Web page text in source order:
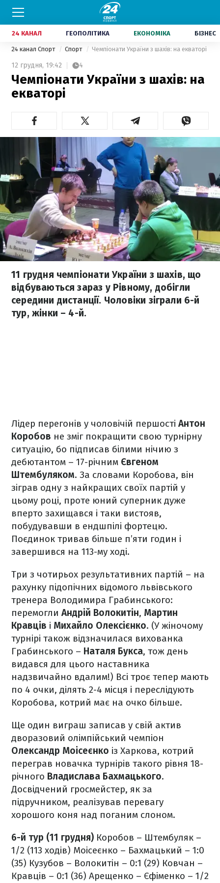
24 КАНАЛ ГЕОПОЛІТИКА ЕКОНОМІКА БІЗНЕС
24 канал Спорт Спорт Чемпіонати України з шахів: на екваторі
12 грудня, 19:42 4
Чемпіонати України з шахів: на
екваторі
11 грудня чемпіонати України з шахів, що
відбуваються зараз у Рівному, добігли
середини дистанції. Чоловіки зіграли 6-й
тур, жінки – 4-й.
Лідер перегонів у чоловічій першості Антон
Коробов не зміг покращити свою турнірну
ситуацію, бо підписав білими нічию з
дебютантом – 17-річним Євгеном
Штембуляком. За словами Коробова, він
зіграв одну з найкращих своїх партій у
цьому році, проте юний суперник дуже
вперто захищався і таки вистояв,
побудувавши в ендшпілі фортецю.
Поєдинок тривав більше п’яти годин і
завершився на 113-му ході.
Три з чотирьох результативних партій – на
рахунку підопічних відомого львівського
тренера Володимира Грабинського:
перемогли Андрій Волокитін, Мартин
Кравців і Михайло Олексієнко. (У жіночому
турнірі також відзначилася вихованка
Грабинського – Наталя Букса, тож день
видався для цього наставника
надзвичайно вдалим!) Всі троє тепер мають
по 4 очки, ділять 2-4 місця і переслідують
Коробова, котрий має на очко більше.
Ще один виграш записав у свій актив
дворазовий олімпійський чемпіон
Олександр Моісеєнко із Харкова, котрий
переграв новачка турнірів такого рівня 18-
річного Владислава Бахмацького.
Досвідчений гросмейстер, як за
підручником, реалізував перевагу
хорошого коня над поганим слоном.
6-й тур (11 грудня) Коробов – Штембуляк –
1/2 (113 ходів) Моісеєнко – Бахмацький – 1:0
(35) Кузубов – Волокитін – 0:1 (29) Ковчан –
Кравців – 0:1 (36) Арещенко – Єфіменко – 1/2